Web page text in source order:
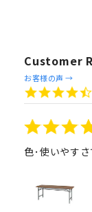
Customer
Reviews
carousel
お客様の声 →
色･使いやす